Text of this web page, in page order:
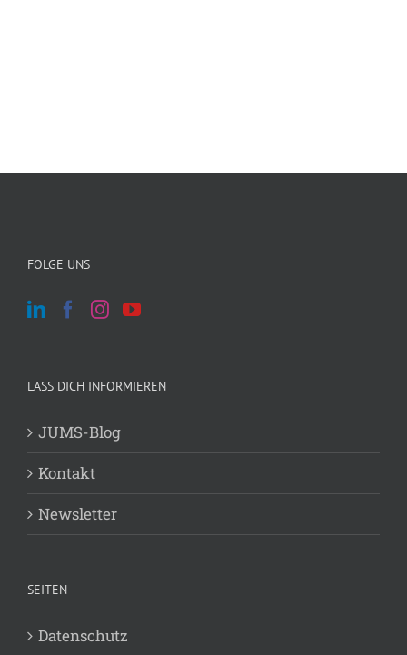
FOLGE UNS
LASS DICH INFORMIEREN
JUMS-Blog
Kontakt
Newsletter
SEITEN
Datenschutz